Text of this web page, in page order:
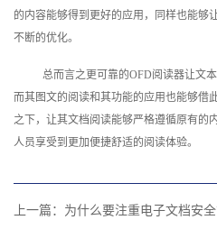
的内容能够得到更好的应用，同样也能够
不断的优化。
总而言之更可靠的OFD阅读器让文
而其图文的阅读和其功能的应用也能够借
之下，让其文档阅读能够严格遵循原有的
人员享受到更加便捷舒适的阅读体验。
上一篇： 为什么要注重电子文档安